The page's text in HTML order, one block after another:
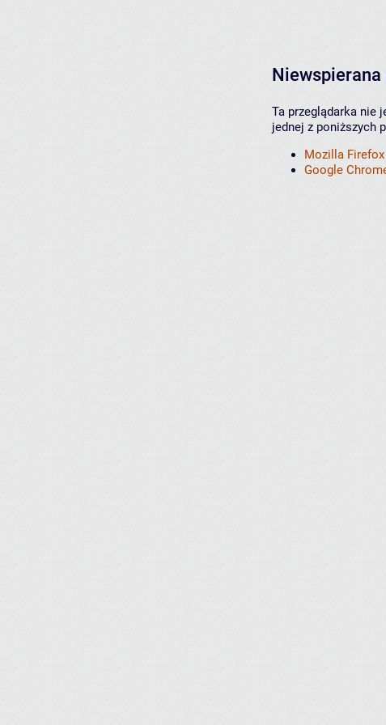
Ta przeglądarka nie
jednej z poniższych
Mozilla Firefox
Google